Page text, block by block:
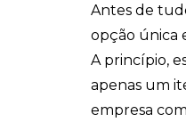
Antes de
opção única
A princípio,
apenas um
empresa